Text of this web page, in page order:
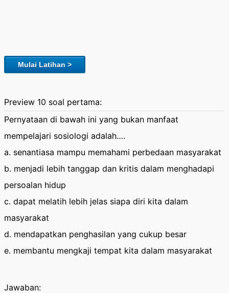
Mulai Latihan >
Preview 10 soal pertama:
Pernyataan di bawah ini yang bukan manfaat
mempelajari sosiologi adalah….
a. senantiasa mampu memahami perbedaan masyarakat
b. menjadi lebih tanggap dan kritis dalam menghadapi
persoalan hidup
c. dapat melatih lebih jelas siapa diri kita dalam
masyarakat
d. mendapatkan penghasilan yang cukup besar
e. membantu mengkaji tempat kita dalam masyarakat
Jawaban: